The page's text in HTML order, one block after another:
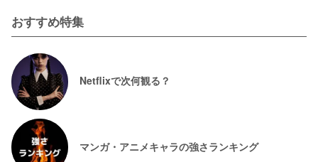
おすすめ特集
Netflixで次何観る？
マンガ・アニメキャラの強さランキング